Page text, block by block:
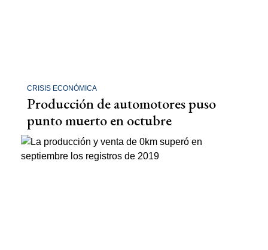
CRISIS ECONÓMICA
Producción de automotores puso
punto muerto en octubre